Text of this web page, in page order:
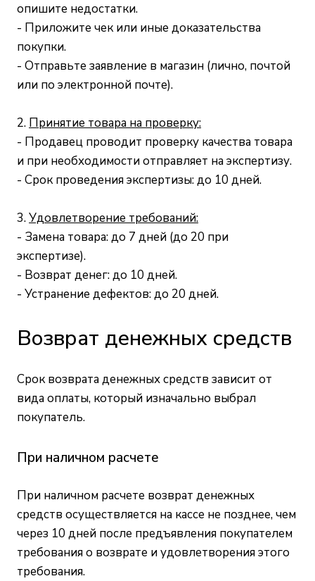
опишите недостатки.
- Приложите чек или иные доказательства
покупки.
- Отправьте заявление в магазин (лично, почтой
или по электронной почте).
2. Принятие товара на проверку:
- Продавец проводит проверку качества товара
и при необходимости отправляет на экспертизу.
- Срок проведения экспертизы: до 10 дней.
3.Удовлетворение требований:
- Замена товара: до 7 дней (до 20 при
экспертизе).
- Возврат денег: до 10 дней.
- Устранение дефектов: до 20 дней.
Возврат денежных средств
Срок возврата денежных средств зависит от
вида оплаты, который изначально выбрал
покупатель.
При наличном расчете
При наличном расчете возврат денежных
средств осуществляется на кассе не позднее, чем
через 10 дней после предъявления покупателем
требования о возврате и удовлетворения этого
требования.